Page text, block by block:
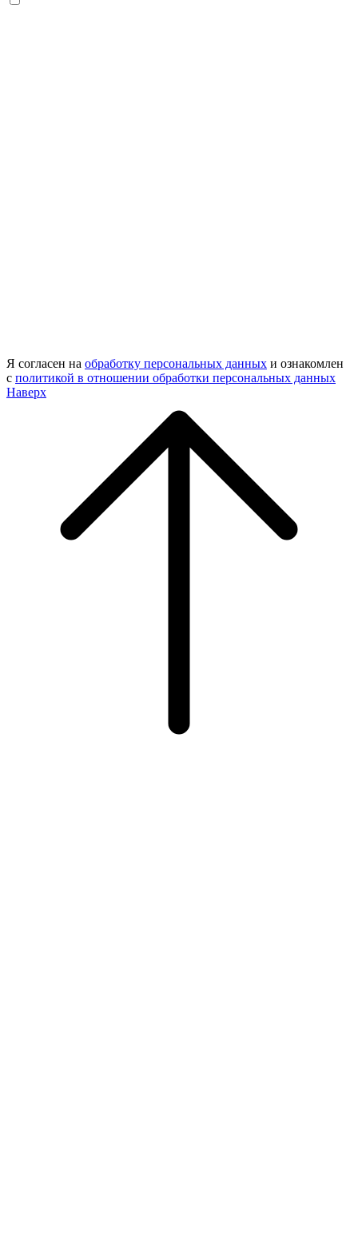
Я согласен на обработку персональных данных и ознакомлен
с политикой в отношении обработки персональных данных
Наверх